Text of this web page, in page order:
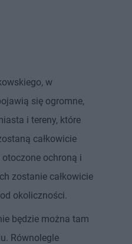
w
się ogromne,
i tereny, które
całkowicie
ochroną i
zostanie całkowicie
okoliczności.
będzie można tam
Równolegle